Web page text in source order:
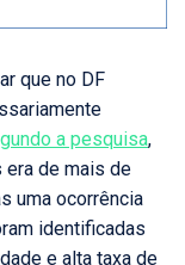
que no DF
a pesquisa,
era de mais de
uma ocorrência
identificadas
e alta taxa de